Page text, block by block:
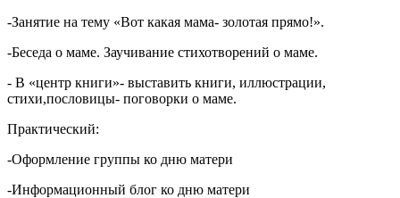
-Занятие на тему «Вот какая мама- золотая прямо!».
-Беседа о маме. Заучивание стихотворений о маме.
- В «центр книги»- выставить книги, иллюстрации,
стихи,пословицы- поговорки о маме.
Практический:
-Оформление группы ко дню матери
-Информационный блог ко дню матери